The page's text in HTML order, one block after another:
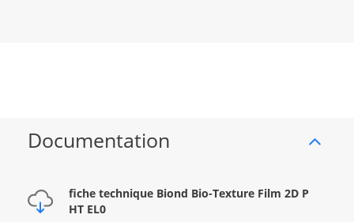
Documentation
fiche technique Biond Bio-Texture Film 2D P
HT EL0